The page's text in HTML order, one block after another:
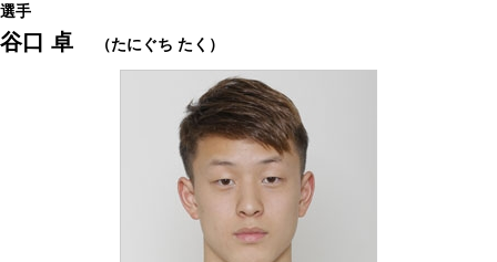
選手
谷口 卓 （たにぐち たく）